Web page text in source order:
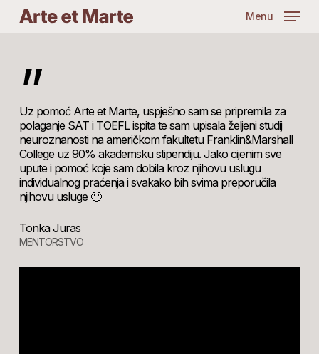
Menu
”
Uz pomoć Arte et Marte, uspješno sam se pripremila za
polaganje SAT i TOEFL ispita te sam upisala željeni studij
neuroznanosti na američkom fakultetu Franklin&Marshall
College uz 90% akademsku stipendiju. Jako cijenim sve
upute i pomoć koje sam dobila kroz njihovu uslugu
individualnog praćenja i svakako bih svima preporučila
njihovu usluge 🙂
Tonka Juras
MENTORSTVO